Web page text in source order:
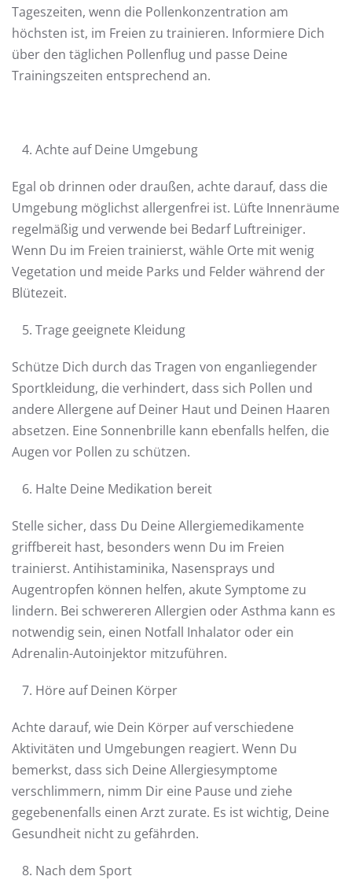
Tageszeiten, wenn die Pollenkonzentration am
höchsten ist, im Freien zu trainieren. Informiere Dich
über den täglichen Pollenflug und passe Deine
Trainingszeiten entsprechend an.
Achte auf Deine Umgebung
Egal ob drinnen oder draußen, achte darauf, dass die
Umgebung möglichst allergenfrei ist. Lüfte Innenräume
regelmäßig und verwende bei Bedarf Luftreiniger.
Wenn Du im Freien trainierst, wähle Orte mit wenig
Vegetation und meide Parks und Felder während der
Blütezeit.
Trage geeignete Kleidung
Schütze Dich durch das Tragen von enganliegender
Sportkleidung, die verhindert, dass sich Pollen und
andere Allergene auf Deiner Haut und Deinen Haaren
absetzen. Eine Sonnenbrille kann ebenfalls helfen, die
Augen vor Pollen zu schützen.
Halte Deine Medikation bereit
Stelle sicher, dass Du Deine Allergiemedikamente
griffbereit hast, besonders wenn Du im Freien
trainierst. Antihistaminika, Nasensprays und
Augentropfen können helfen, akute Symptome zu
lindern. Bei schwereren Allergien oder Asthma kann es
notwendig sein, einen Notfall Inhalator oder ein
Adrenalin-Autoinjektor mitzuführen.
Höre auf Deinen Körper
Achte darauf, wie Dein Körper auf verschiedene
Aktivitäten und Umgebungen reagiert. Wenn Du
bemerkst, dass sich Deine Allergiesymptome
verschlimmern, nimm Dir eine Pause und ziehe
gegebenenfalls einen Arzt zurate. Es ist wichtig, Deine
Gesundheit nicht zu gefährden.
Nach dem Sport